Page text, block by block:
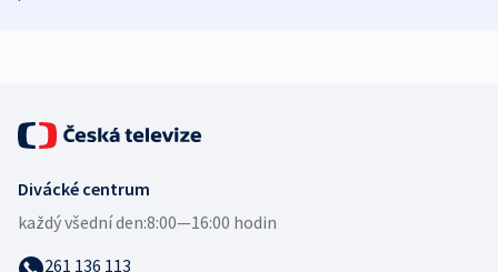
Divácké centrum
každý všední den:8:00—16:00 hodin
261 136 113